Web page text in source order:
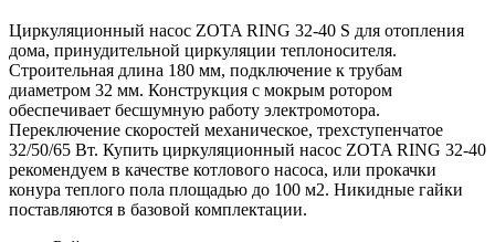
Циркуляционный насос ZOTA RING 32-40 S для отопления
дома, принудительной циркуляции теплоносителя.
Строительная длина 180 мм, подключение к трубам
диаметром 32 мм. Конструкция с мокрым ротором
обеспечивает бесшумную работу электромотора.
Переключение скоростей механическое, трехступенчатое
32/50/65 Вт. Купить циркуляционный насос ZOTA RING 32-40
рекомендуем в качестве котлового насоса, или прокачки
конура теплого пола площадью до 100 м2. Никидные гайки
поставляются в базовой комплектации.